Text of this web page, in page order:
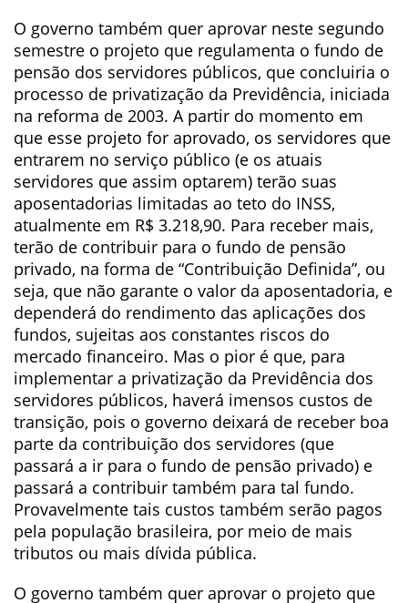
O governo também quer aprovar neste segundo
semestre o projeto que regulamenta o fundo de
pensão dos servidores públicos, que concluiria o
processo de privatização da Previdência, iniciada
na reforma de 2003. A partir do momento em
que esse projeto for aprovado, os servidores que
entrarem no serviço público (e os atuais
servidores que assim optarem) terão suas
aposentadorias limitadas ao teto do INSS,
atualmente em R$ 3.218,90. Para receber mais,
terão de contribuir para o fundo de pensão
privado, na forma de “Contribuição Definida”, ou
seja, que não garante o valor da aposentadoria, e
dependerá do rendimento das aplicações dos
fundos, sujeitas aos constantes riscos do
mercado financeiro. Mas o pior é que, para
implementar a privatização da Previdência dos
servidores públicos, haverá imensos custos de
transição, pois o governo deixará de receber boa
parte da contribuição dos servidores (que
passará a ir para o fundo de pensão privado) e
passará a contribuir também para tal fundo.
Provavelmente tais custos também serão pagos
pela população brasileira, por meio de mais
tributos ou mais dívida pública.
O governo também quer aprovar o projeto que